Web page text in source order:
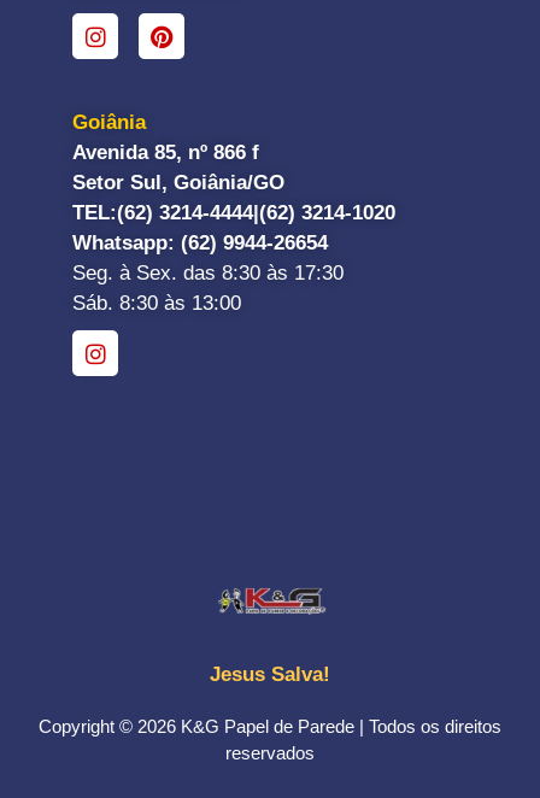
Goiânia
Avenida 85, nº 866 f
Setor Sul, Goiânia/GO
TEL:(62) 3214-4444| (62) 3214-1020
Whatsapp: (62) 9944-26654
Seg. à Sex. das 8:30 às 17:30
Sáb. 8:30 às 13:00
Jesus Salva!
Copyright © 2026 K&G Papel de Parede | Todos os direitos
reservados